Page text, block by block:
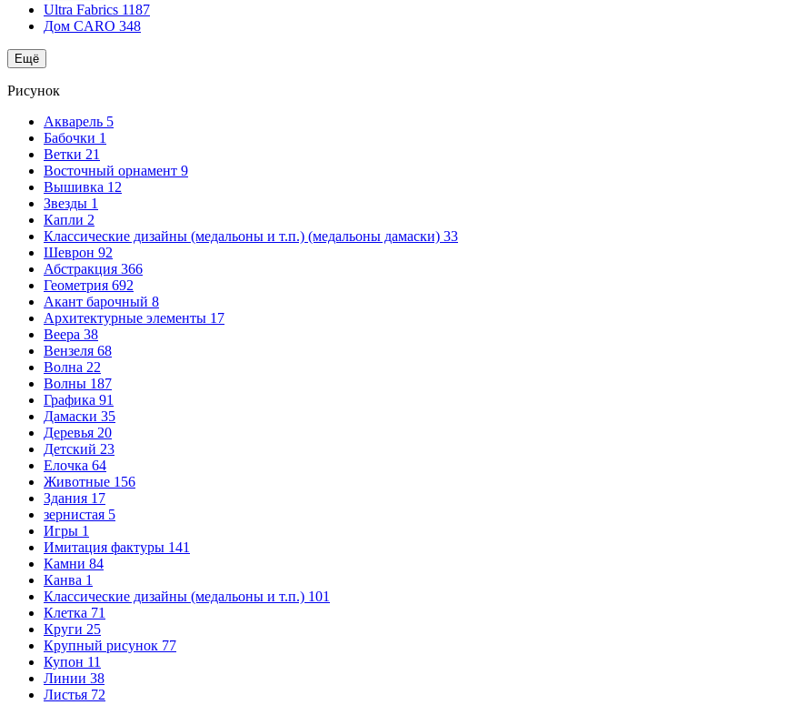
Ultra Fabrics 1187
Дом CARO 348
Ещё
Рисунок
Акварель 5
Бабочки 1
Ветки 21
Восточный орнамент 9
Вышивка 12
Звезды 1
Капли 2
Классические дизайны (медальоны и т.п.) (медальоны дамаски) 33
Шеврон 92
Абстракция 366
Геометрия 692
Акант барочный 8
Архитектурные элементы 17
Веера 38
Вензеля 68
Волна 22
Волны 187
Графика 91
Дамаски 35
Деревья 20
Детский 23
Елочка 64
Животные 156
Здания 17
зернистая 5
Игры 1
Имитация фактуры 141
Камни 84
Канва 1
Классические дизайны (медальоны и т.п.) 101
Клетка 71
Круги 25
Крупный рисунок 77
Купон 11
Линии 38
Листья 72